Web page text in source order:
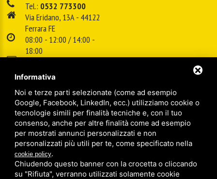
Tel.: 0532 773300
Via Eridano, 13A - 44122
Ferrara FE
08:00 - 12:00 / 14:00 -
18:00
info@cspsrl.biz
Sitemap / Privacy policy/Legal
Informativa
Noi e terze parti selezionate (come ad esempio
Google, Facebook, LinkedIn, ecc.) utilizziamo cookie o
tecnologie simili per finalità tecniche e, con il tuo
consenso, anche per altre finalità come ad esempio
per mostrati annunci personalizzati e non
personalizzati più utili per te, come specificato nella
cookie policy.
Chiudendo questo banner con la crocetta o cliccando
su "Rifiuta", verranno utilizzati solamente cookie